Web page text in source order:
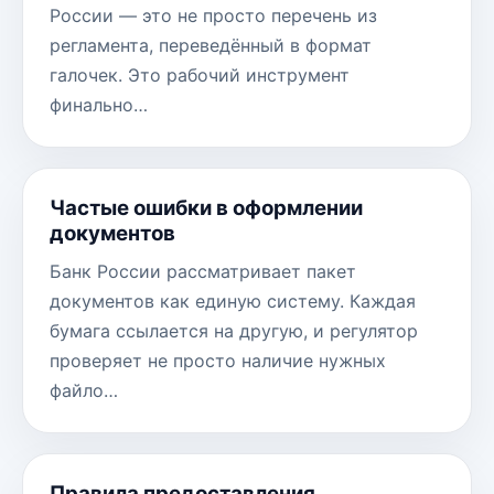
России — это не просто перечень из
регламента, переведённый в формат
галочек. Это рабочий инструмент
финально…
Частые ошибки в оформлении
документов
Банк России рассматривает пакет
документов как единую систему. Каждая
бумага ссылается на другую, и регулятор
проверяет не просто наличие нужных
файло…